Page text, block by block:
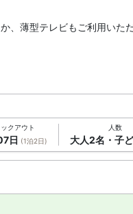
、薄型テレビもご利用いた
クアウト
日 (1泊2日)
人数
大人2名・子